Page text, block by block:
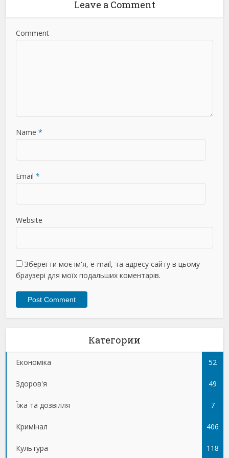
Leave a Comment
Comment
Name *
Email *
Website
Зберегти моє ім'я, e-mail, та адресу сайту в цьому
браузері для моїх подальших коментарів.
Категории
Економіка 52
Здоров'я 49
Їжа та дозвілля 7
Кримінал 406
Культура 118